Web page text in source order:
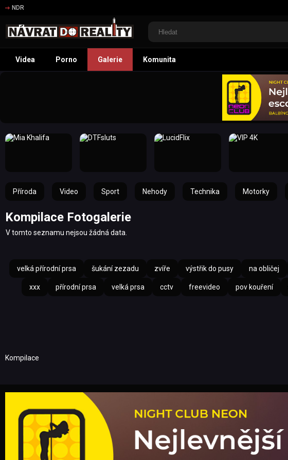
NDR
Videa Porno Galerie Komunita
Příroda Video Sport Nehody Technika Motorky
Kompilace Fotogalerie
V tomto seznamu nejsou žádná data.
velká přírodní prsa šukání zezadu zvíře výstřik do pusy na obličej
xxx přírodní prsa velká prsa cctv freevideo pov kouření
Kompilace